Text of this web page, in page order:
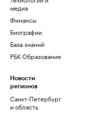
медиа
Финансы
Биографии
База знаний
РБК Образование
Новости
регионов
Санкт-Петербург
и область